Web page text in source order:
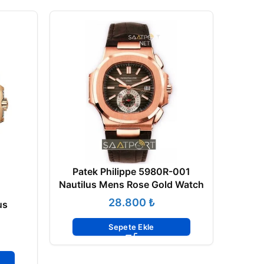
Patek Philippe 5980R-001
Nautilus Mens Rose Gold Watch
₺
Sepete Ekle